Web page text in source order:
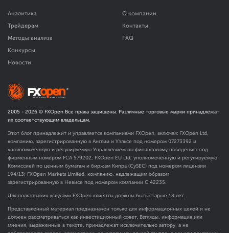
Аналитика
Трейдерам
Методы анализа
Конкурсы
Новости
О компании
Контакты
FAQ
2005 - 2026 © FXOpen Все права защищены. Различные торговые марки принадлежат
их соответствующим владельцам.
Этот блог принадлежит и управляется компаниями FXOpen, включая: FXOpen Ltd,
компанию, зарегистрированную в Англии и Уэльсе под номером 07273392 и
уполномоченную и регулируемую Управлением по финансовому поведению под
фирменным номером FCA 579202; FXOpen EU Ltd, уполномоченную и регулируемую
Комиссией по ценным бумагам и биржам Кипра (CySEC) под номером лицензии
194/13; FXOpen Markets Limited, компанию, надлежащим образом
зарегистрированную в Невисе под номером компании C 42235.
Для пользования услугами FXOpen клиенты должны быть старше 18 лет.
Представленный материал предназначен только для информационных целей и не
должен рассматриваться как инвестиционный совет. Взгляды, информация или
мнения, выраженные в тексте, принадлежат исключительно автору, а не